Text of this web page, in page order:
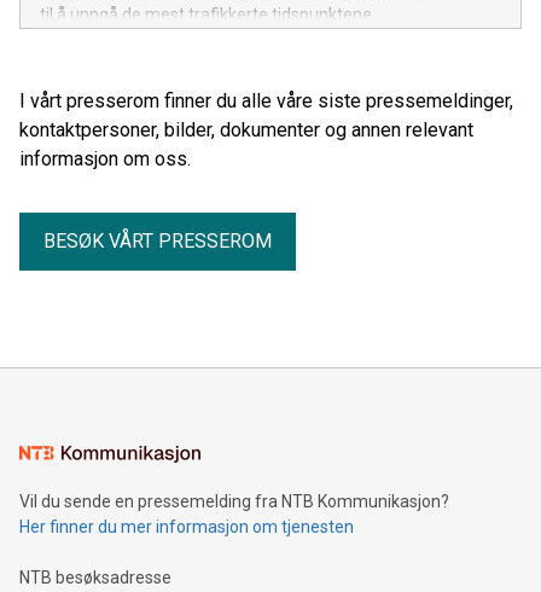
til å unngå de mest trafikkerte tidspunktene.
I vårt presserom finner du alle våre siste pressemeldinger,
kontaktpersoner, bilder, dokumenter og annen relevant
informasjon om oss.
BESØK VÅRT PRESSEROM
Vil du sende en pressemelding fra NTB Kommunikasjon?
Her finner du mer informasjon om tjenesten
NTB besøksadresse